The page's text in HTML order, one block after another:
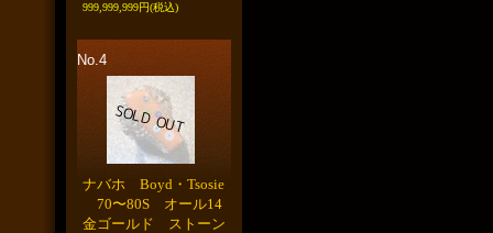
999,999,999円(税込)
No.4
ナバホ Boyd・Tsosie
70〜80S オール14
金ゴールド ストーン